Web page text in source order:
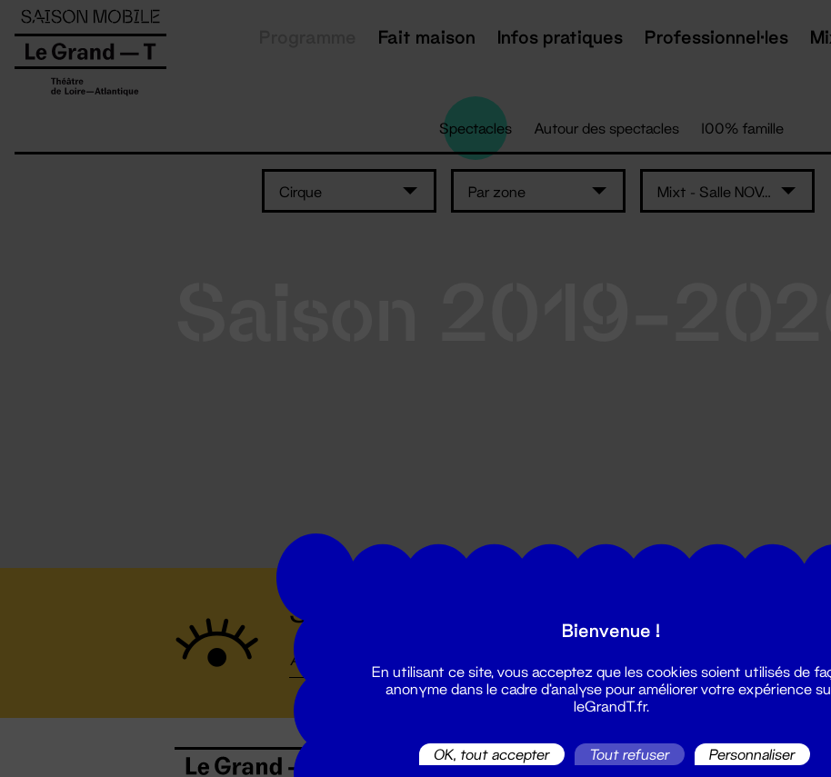
Fait maison Infos pratiques Professionnel·les
Spectacles Autour des spectacles 100% famille
Cirque Par zone Mixt - Salle NOVA 800 NN
Suivez toutes les actualités du Grand T :
Billetterie
Panneau de gestion des cookies
Bienvenue !
En utilisant ce site, vous acceptez que les cookies soient utilisés de
anonyme dans le cadre d'analyse pour améliorer votre expérience
leGrandT.fr.
OK, tout accepter Tout refuser Personnaliser